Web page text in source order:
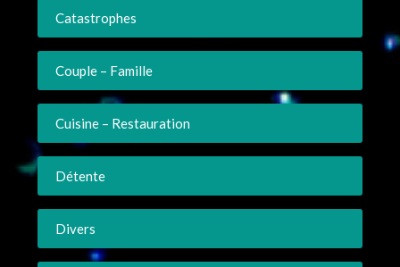
Catastrophes
Couple – Famille
Cuisine – Restauration
Détente
Divers